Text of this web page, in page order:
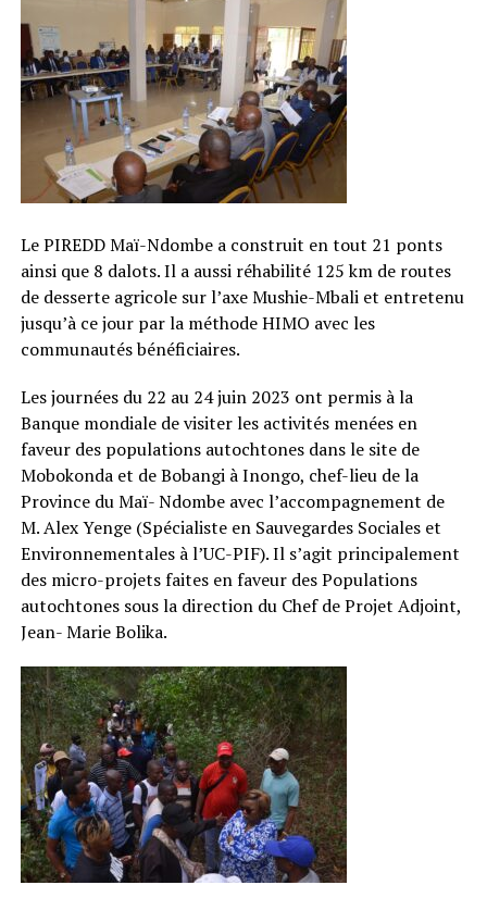
Le PIREDD Maï-Ndombe a construit en tout 21 ponts
ainsi que 8 dalots. Il a aussi réhabilité 125 km de routes
de desserte agricole sur l’axe Mushie-Mbali et entretenu
jusqu’à ce jour par la méthode HIMO avec les
communautés bénéficiaires.
Les journées du 22 au 24 juin 2023 ont permis à la
Banque mondiale de visiter les activités menées en
faveur des populations autochtones dans le site de
Mobokonda et de Bobangi à Inongo, chef-lieu de la
Province du Maï- Ndombe avec l’accompagnement de
M. Alex Yenge (Spécialiste en Sauvegardes Sociales et
Environnementales à l’UC-PIF). Il s’agit principalement
des micro-projets faites en faveur des Populations
autochtones sous la direction du Chef de Projet Adjoint,
Jean- Marie Bolika.